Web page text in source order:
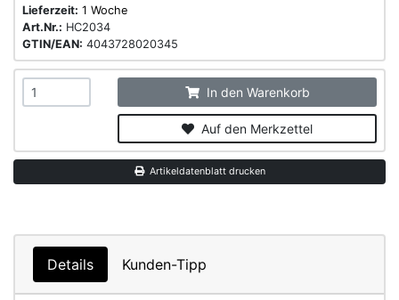
Lieferzeit: 1 Woche
Art.Nr.: HC2034
GTIN/EAN: 4043728020345
In den Warenkorb
Auf den Merkzettel
Artikeldatenblatt drucken
Details Kunden-Tipp